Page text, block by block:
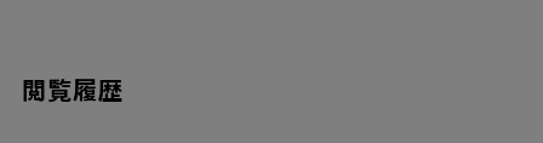
閲覧履歴